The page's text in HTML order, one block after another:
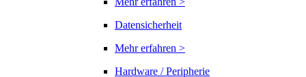
Datensicherheit
Mehr erfahren >
Hardware / Peripherie